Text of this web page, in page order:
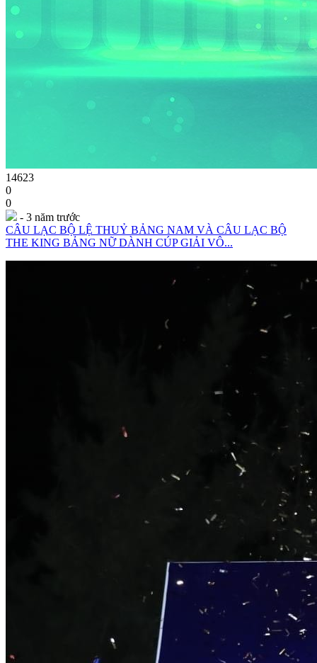
14623
0
0
- 3 năm trước
CÂU LẠC BỘ LỆ THUỶ BẢNG NAM VÀ CÂU LẠC BỘ
THE KING BẢNG NỮ DÀNH CÚP GIẢI VÔ...